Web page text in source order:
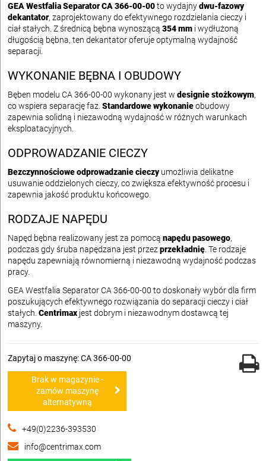
GEA Westfalia Separator CA 366-00-00to wydajnydwu-fazowy
dekantator, zaprojektowany do efektywnego rozdzielania cieczy i
ciał stałych. Z średnicą bębna wynoszącą 354 mm i wydłużoną
długością bębna, ten dekantator oferuje optymalną wydajność
separacji.
WYKONANIE BĘBNA I OBUDOWY
Bęben modelu CA 366-00-00 wykonany jest w designie stożkowym,
co wspiera separację faz. Standardowe wykonanieobudowy
zapewnia solidną i niezawodną wydajność w różnych warunkach
eksploatacyjnych.
ODPROWADZANIE CIECZY
Bezczynnościowe odprowadzanie cieczyumożliwia delikatne
usuwanie oddzielonych cieczy, co zwiększa efektywność procesu i
zapewnia jakość produktu końcowego.
RODZAJE NAPĘDU
Napęd bębna realizowany jest za pomocą napędu pasowego,
podczas gdy śruba napędzana jest przezprzekładnię. Te rodzaje
napędu zapewniają równomierną i niezawodną wydajność podczas
pracy.
GEA Westfalia Separator CA 366-00-00 to doskonały wybór dla firm
poszukujących efektywnego rozwiązania do separacji cieczy i ciał
stałych. Centrimax jest dobrym i niezawodnym dostawcą tej
maszyny.
Zapytaj o maszynę: CA 366-00-00
Brak w magazynie -
zamów maszynę
alternatywną
+49(0)2236-393530
info@centrimax.com